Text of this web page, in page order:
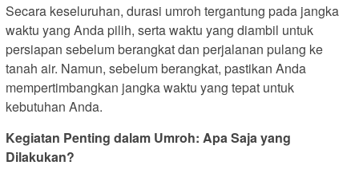
Secara keseluruhan, durasi umroh tergantung pada jangka
waktu yang Anda pilih, serta waktu yang diambil untuk
persiapan sebelum berangkat dan perjalanan pulang ke
tanah air. Namun, sebelum berangkat, pastikan Anda
mempertimbangkan jangka waktu yang tepat untuk
kebutuhan Anda.
Kegiatan Penting dalam Umroh: Apa Saja yang
Dilakukan?